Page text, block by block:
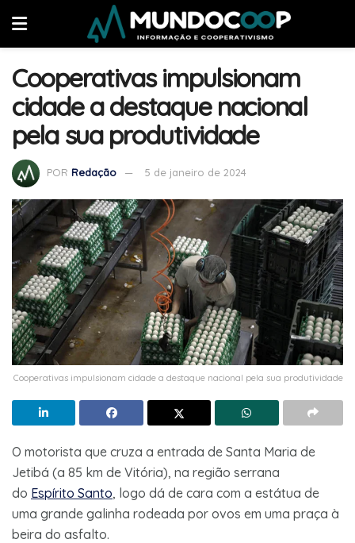
Cooperativas impulsionam
cidade a destaque nacional
pela sua produtividade
POR Redação 5 de janeiro de 2024
Cooperativas impulsionam cidade a destaque nacional pela sua produtividade
O motorista que cruza a entrada de Santa Maria de
Jetibá (a 85 km de Vitória), na região serrana
do Espírito Santo, logo dá de cara com a estátua de
uma grande galinha rodeada por ovos em uma praça à
beira do asfalto.